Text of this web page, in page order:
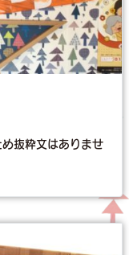
抜粋文はありませ